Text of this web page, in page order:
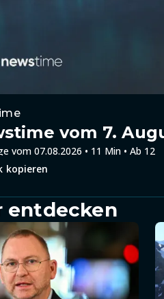
vom 7.
vom 07.08.2026 • 11 Min • Ab 12
kopieren
entdecken